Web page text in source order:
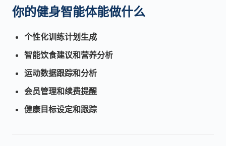
你的健身智能体能做什么
个性化训练计划生成
智能饮食建议和营养分析
运动数据跟踪和分析
会员管理和续费提醒
健康目标设定和跟踪